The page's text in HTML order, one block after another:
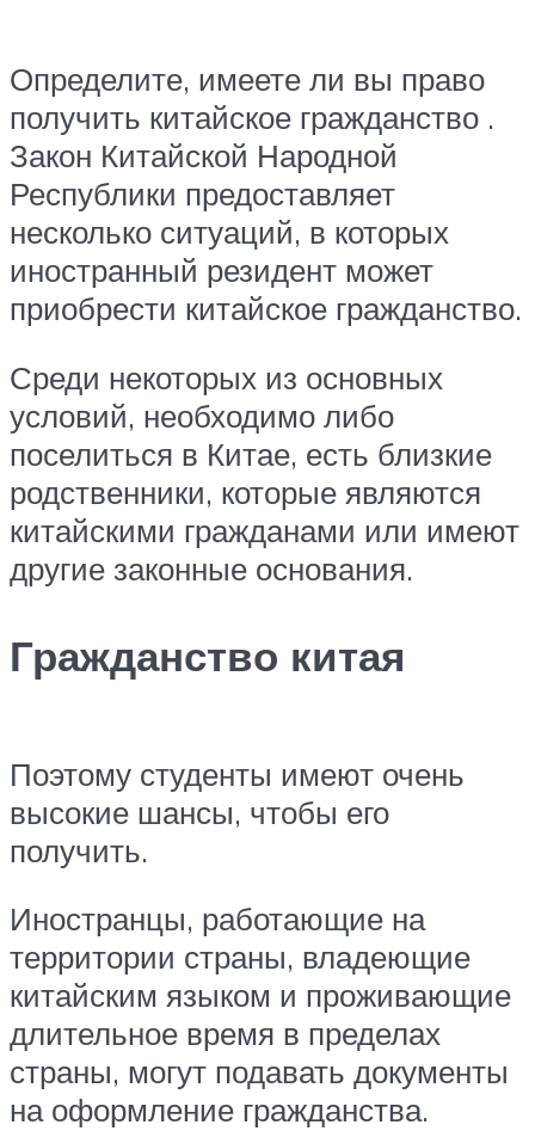
Определите, имеете ли вы право
получить китайское гражданство .
Закон Китайской Народной
Республики предоставляет
несколько ситуаций, в которых
иностранный резидент может
приобрести китайское гражданство.
Среди некоторых из основных
условий, необходимо либо
поселиться в Китае, есть близкие
родственники, которые являются
китайскими гражданами или имеют
другие законные основания.
Гражданство китая
Поэтому студенты имеют очень
высокие шансы, чтобы его
получить.
Иностранцы, работающие на
территории страны, владеющие
китайским языком и проживающие
длительное время в пределах
страны, могут подавать документы
на оформление гражданства.